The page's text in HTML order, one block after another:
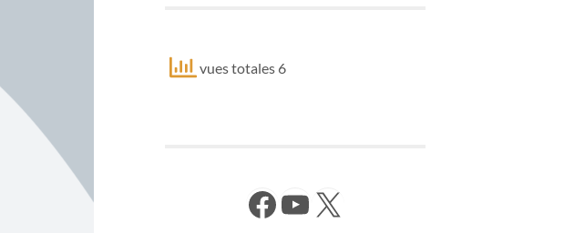
vues totales 6
Facebook YouTube X